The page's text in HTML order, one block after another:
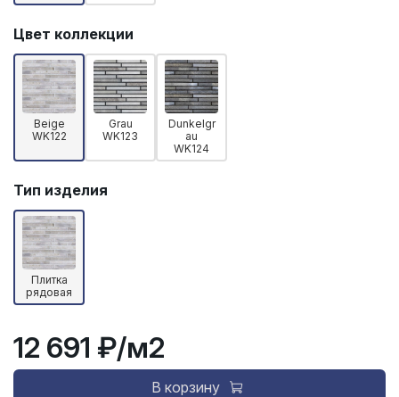
Цвет коллекции
Beige
WK122
Grau
WK123
Dunkelgr
au
WK124
Тип изделия
Плитка
рядовая
12 691 ₽/м2
В корзину